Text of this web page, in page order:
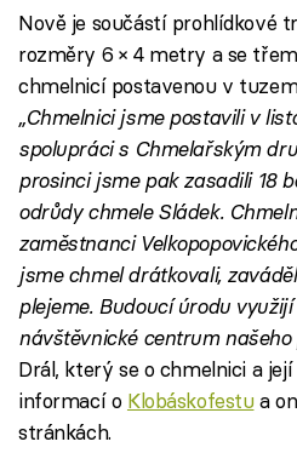
Nově je součástí prohlídkové
rozměry 6 × 4 metry a se
chmelnicí postavenou v
„Chmelnici jsme postavili v
spolupráci s Chmelařským
prosinci jsme pak zasadili 18
odrůdy chmele Sládek.
zaměstnanci
jsme chmel drátkovali,
plejeme. Budoucí úrodu
návštěvnické centrum našeho
Drál, který se o chmelnici a
informací o Klobáskofestua
stránkách.